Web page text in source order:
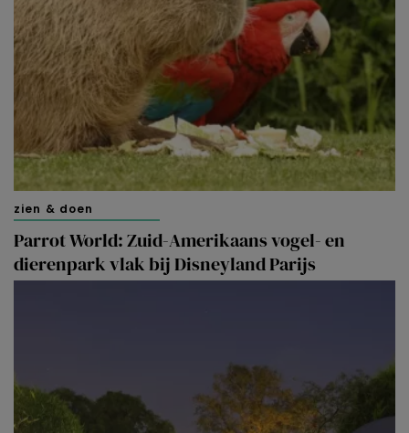
zien & doen
Parrot World: Zuid-Amerikaans vogel- en
dierenpark vlak bij Disneyland Parijs